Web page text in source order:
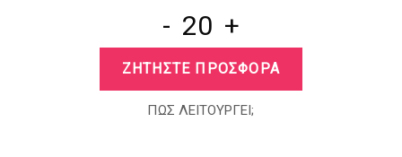
- +
ΖΗΤΗΣΤΕ ΠΡΟΣΦΟΡΑ
ΠΩΣ ΛΕΙΤΟΥΡΓΕΙ;